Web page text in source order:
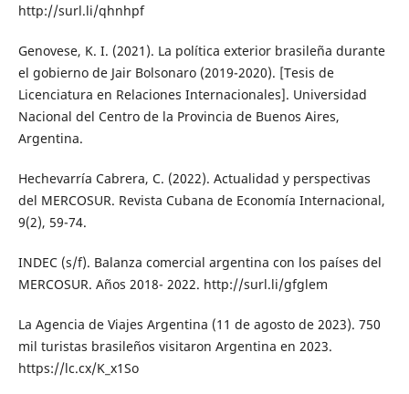
http://surl.li/qhnhpf
Genovese, K. I. (2021). La política exterior brasileña durante
el gobierno de Jair Bolsonaro (2019-2020). [Tesis de
Licenciatura en Relaciones Internacionales]. Universidad
Nacional del Centro de la Provincia de Buenos Aires,
Argentina.
Hechevarría Cabrera, C. (2022). Actualidad y perspectivas
del MERCOSUR. Revista Cubana de Economía Internacional,
9(2), 59-74.
INDEC (s/f). Balanza comercial argentina con los países del
MERCOSUR. Años 2018- 2022. http://surl.li/gfglem
La Agencia de Viajes Argentina (11 de agosto de 2023). 750
mil turistas brasileños visitaron Argentina en 2023.
https://lc.cx/K_x1So